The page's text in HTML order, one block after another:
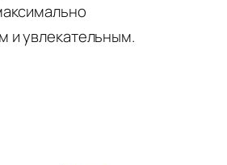
и увлекательным.